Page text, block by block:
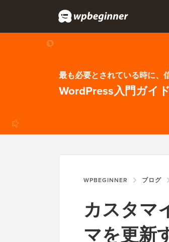
最も必要とされている時に、
WordPress入門ガイド
WPBEGINNER ブログ
カスタマ
マを更新